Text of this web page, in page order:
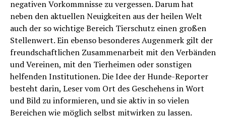
negativen Vorkommnisse zu vergessen. Darum hat
neben den aktuellen Neuigkeiten aus der heilen Welt
auch der so wichtige Bereich Tierschutz einen großen
Stellenwert. Ein ebenso besonderes Augenmerk gilt der
freundschaftlichen Zusammenarbeit mit den Verbänden
und Vereinen, mit den Tierheimen oder sonstigen
helfenden Institutionen. Die Idee der Hunde-Reporter
besteht darin, Leser vom Ort des Geschehens in Wort
und Bild zu informieren, und sie aktiv in so vielen
Bereichen wie möglich selbst mitwirken zu lassen.